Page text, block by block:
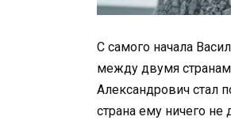
С самого начала
между двумя
Александрович стал
страна ему ничего не